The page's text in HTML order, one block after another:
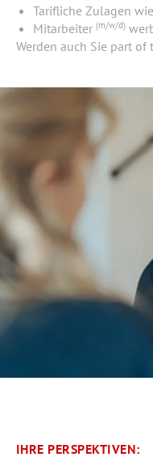
Tarifliche Zulagen
Mitarbeiter (m/w/d)
Werden auch Sie part of
IHRE PERSPEKTIVEN: